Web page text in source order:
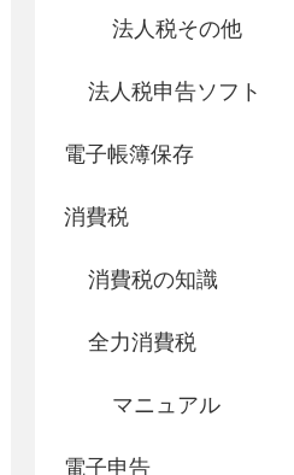
法人税その他
法人税申告ソフト
電子帳簿保存
消費税
消費税の知識
全力消費税
マニュアル
電子申告